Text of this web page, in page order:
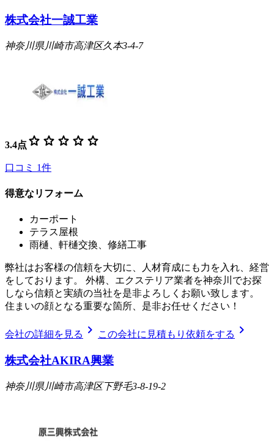
株式会社一誠工業
神奈川県川崎市高津区久本3-4-7
3.4点 star star star star star
口コミ 1件
得意なリフォーム
カーポート
テラス屋根
雨樋、軒樋交換、修繕工事
弊社はお客様の信頼を大切に、人材育成にも力を入れ、経営
をしております。 外構、エクステリア業者を神奈川でお探
しなら信頼と実績の当社を是非よろしくお願い致します。
住まいの顔となる重要な箇所、是非お任せください！
会社の詳細を見る chevron_right この会社に見積もり依頼をする chevron_right
株式会社AKIRA興業
神奈川県川崎市高津区下野毛3-8-19-2